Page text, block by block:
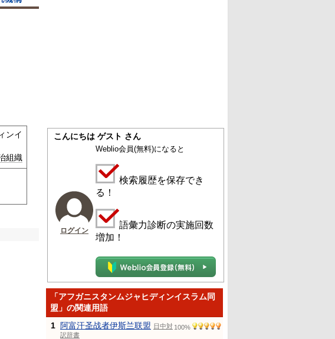
ンイ
組織
こんにちは ゲスト さん
ログイン
Weblio会員(無料)になると
検索履歴を保存でき
る！
語彙力診断の実施回数
増加！
「アフガニスタンムジャヒディンイスラム同
盟」の関連用語
1
阿富汗圣战者伊斯兰联盟 日中対
訳辞書
100%